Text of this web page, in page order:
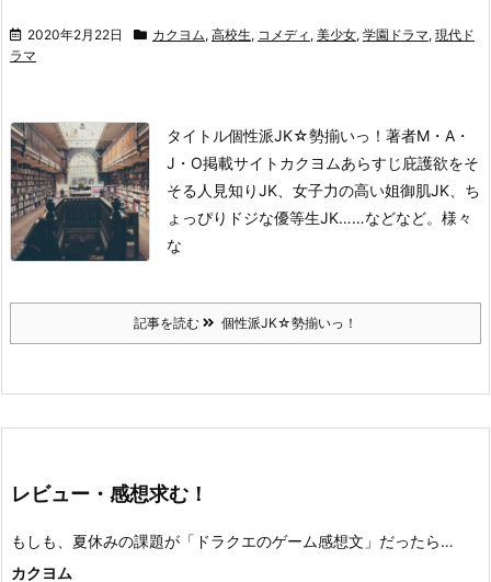
2020年2月22日 カクヨム, 高校生, コメディ , 美少女, 学園ドラマ, 現代ド
ラマ
タイトル個性派JK☆勢揃いっ！ 著者M・A・
J・O掲載サイト カクヨムあらすじ 庇護欲をそ
そる人見知りJK、女子力の高い姐御肌JK、ち
ょっぴりドジな優等生JK……などなど。 様々
な
記事を読む 個性派JK☆勢揃いっ！
レビュー・感想求む！
もしも、夏休みの課題が「ドラクエのゲーム感想文」だったら…
カクヨム